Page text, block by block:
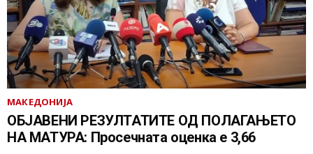
МАКЕДОНИЈА
ОБЈАВЕНИ РЕЗУЛТАТИТЕ ОД ПОЛАГАЊЕТО
НА МАТУРА: Просечната оценка е 3,66